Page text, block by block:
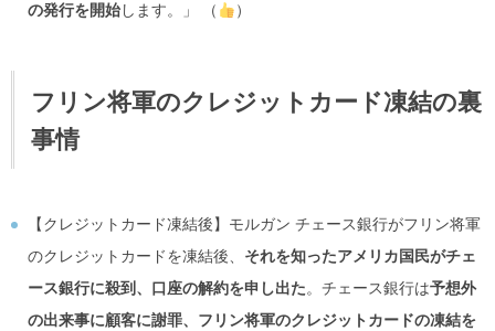
の発行を開始します。」 （ ）
フリン将軍のクレジットカード凍結の裏
事情
【クレジットカード凍結後】モルガン チェース銀行がフリン将軍
のクレジットカードを凍結後、 それを知ったアメリカ国民がチェ
ース銀行に殺到、口座の解約を申し出た。チェース銀行は予想外
の出来事に顧客に謝罪、フリン将軍のクレジットカードの凍結を